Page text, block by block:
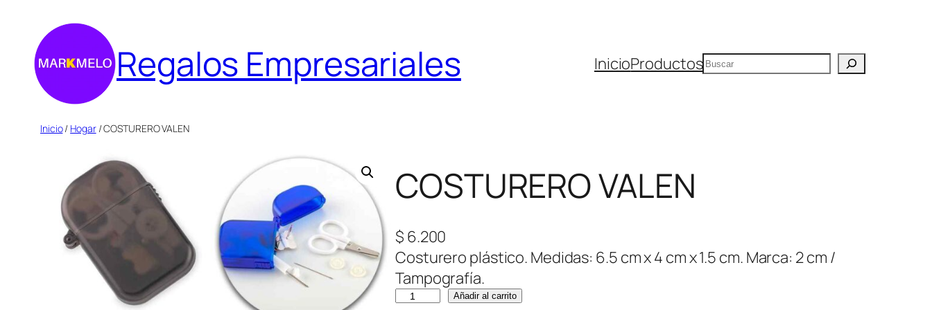
contenido
Regalos Empresariales InicioProductosBuscar
Inicio/ Hogar/ COSTURERO VALEN
COSTURERO VALEN
$ 6.200
Costurero plástico. Medidas: 6.5 cm x 4 cm x 1.5 cm. Marca: 2 cm /
Tampografía.
C
Añadir al carrito